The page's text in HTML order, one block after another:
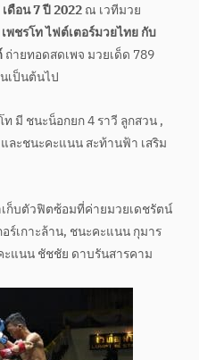
ดือน 7 ปี 2022ณ เวทีมวย
พชรโท ไฟต์เตอร์มวยไทย กับ
ถ่ายทอดสดเพจ มวยเด็ด 789
เป็นต้นไป
มี ชนะน็อกยก 4 ราวี ลูกสวน ,
ะชนะคะแนน สะท้านฟ้า เสริม
ก็บตัวฟิตซ้อมที่ค่ายมวยเดชรัตน์
ร์เกาะล้าน, ชนะคะแนน กุมาร
ะแนน ชัชชัย ดาบรันสารคาม